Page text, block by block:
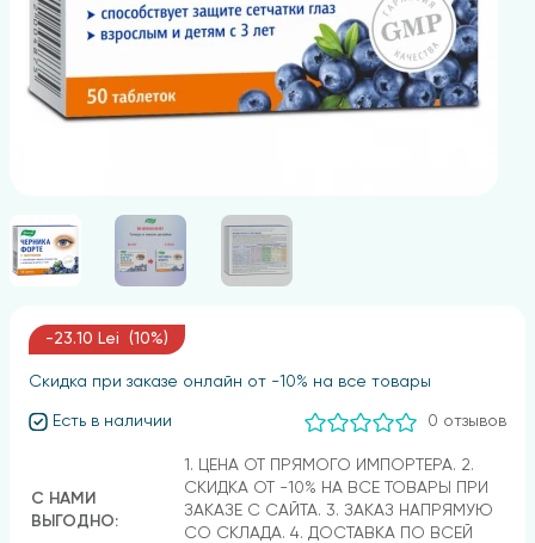
-23.10 Lei (10%)
Скидка при заказе онлайн от -10% на все товары
Есть в наличии 0 отзывов
С НАМИ
ВЫГОДНО:
1. ЦЕНА ОТ ПРЯМОГО ИМПОРТЕРА. 2.
СКИДКА ОТ -10% НА ВСЕ ТОВАРЫ ПРИ
ЗАКАЗЕ С САЙТА. 3. ЗАКАЗ НАПРЯМУЮ
СО СКЛАДА. 4. ДОСТАВКА ПО ВСЕЙ